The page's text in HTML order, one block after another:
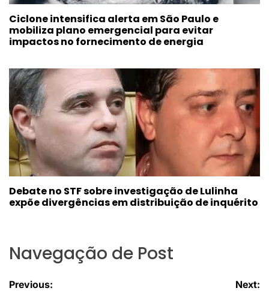
Ciclone intensifica alerta em São Paulo e
mobiliza plano emergencial para evitar
impactos no fornecimento de energia
Debate no STF sobre investigação de Lulinha
expõe divergências em distribuição de inquérito
Navegação de Post
Previous: Next: